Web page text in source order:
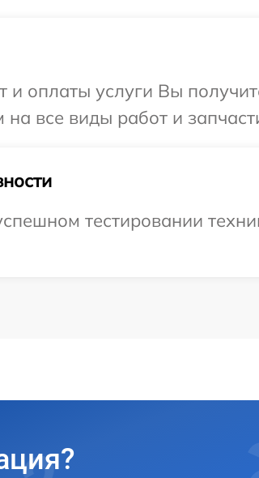
и оплаты услуги Вы
все виды работ и
тестировании